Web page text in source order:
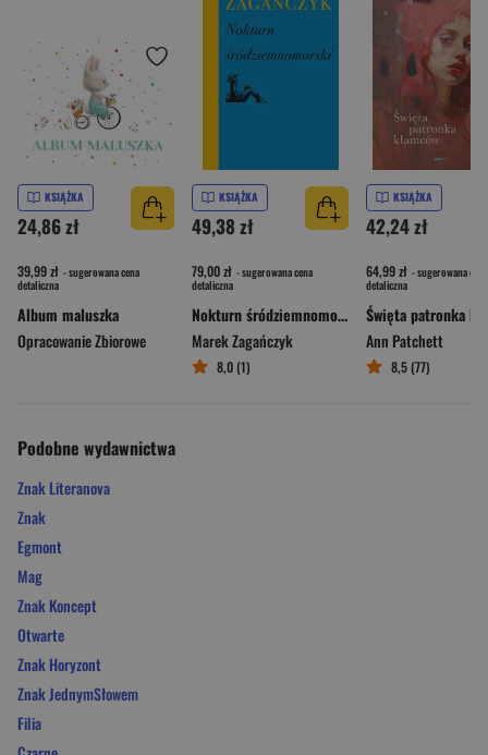
KSIĄŻKA
24,86 zł
39,99 zł - sugerowana cena
detaliczna
Album maluszka
Opracowanie Zbiorowe
KSIĄŻKA
49,38 zł
79,00 zł - sugerowana cena
detaliczna
Nokturn śródziemnomorski
Marek Zagańczyk
8,0 (1)
KSIĄŻKA
42,24 zł
64,99 zł - sugerowana cena
detaliczna
Ann Patchett
8,5 (77)
Podobne wydawnictwa
Znak Literanova
Znak
Egmont
Mag
Znak Koncept
Otwarte
Znak Horyzont
Znak JednymSłowem
Filia